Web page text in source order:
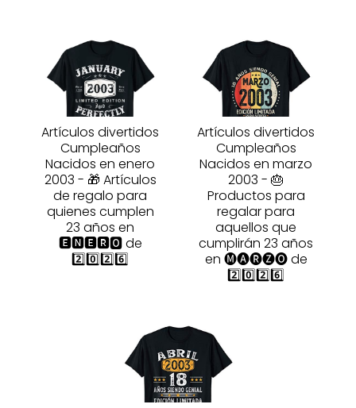
Artículos divertidos
Cumpleaños
Nacidos en enero
2003 - 🎁 Artículos
de regalo para
quienes cumplen
23 años en
🅴🅽🅴🆁🅾 de
2️⃣0️⃣2️⃣6️⃣
Artículos divertidos
Cumpleaños
Nacidos en marzo
2003 - 🎂
Productos para
regalar para
aquellos que
cumplirán 23 años
en 🅜🅐🅡🅩🅞 de
2️⃣0️⃣2️⃣6️⃣